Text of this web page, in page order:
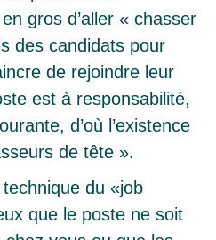
gros d’aller « chasser
des candidats pour
de rejoindre leur
est à responsabilité,
d’où l’existence
de tête ».
du «job
que le poste ne soit